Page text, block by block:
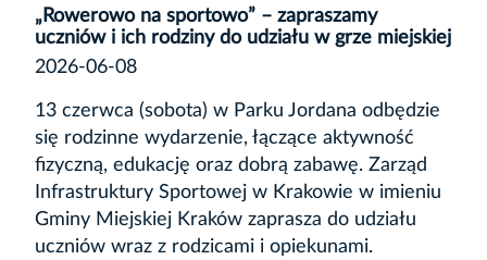
„Rowerowo na sportowo” – zapraszamy
uczniów i ich rodziny do udziału w grze miejskiej
2026-06-08
13 czerwca (sobota) w Parku Jordana odbędzie
się rodzinne wydarzenie, łączące aktywność
fizyczną, edukację oraz dobrą zabawę. Zarząd
Infrastruktury Sportowej w Krakowie w imieniu
Gminy Miejskiej Kraków zaprasza do udziału
uczniów wraz z rodzicami i opiekunami.